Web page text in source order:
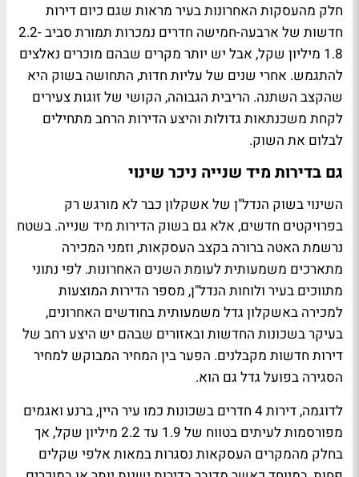
חלק מהעסקות האחרונות בעיר מראות שגם כיום דירות
חדשות של ארבעה-חמישה חדרים נמכרות תמורת סביב 2.2-
1.8 מיליון שקל, אבל יש יותר מקרים שבהם מוכרים נאלצים
להתגמש. אחרי שנים של עליות חדות, התחושה בשוק היא
שהקצב השתנה. הריבית הגבוהה, הקושי של זוגות צעירים
לקחת משכנתאות גדולות והיצע הדירות הרחב מתחילים
לבלום את השוק.
גם בדירות מיד שנייה ניכר שינוי
השינוי בשוק הנדל"ן של אשקלון כבר לא מורגש רק
בפרויקטים חדשים, אלא גם בשוק הדירות מיד שנייה. בשטח
נרשמת האטה ברורה בקצב העסקאות, וזמני המכירה
מתארכים משמעותית לעומת השנים האחרונות. לפי נתוני
מתווכים בעיר ולוחות הנדל"ן, מספר הדירות המוצעות
למכירה באשקלון גדל משמעותית בחודשים האחרונים,
בעיקר בשכונות החדשות ובאזורים שבהם יש היצע רחב של
דירות חדשות מקבלנים. הפער בין המחיר המבוקש למחיר
הסגירה בפועל גדל גם הוא.
לדוגמה, דירות 4 חדרים בשכונות כמו עיר היין, ברנע ואגמים
מפורסמות לעיתים בטווח של 1.9 עד 2.2 מיליון שקל, אך
בחלק מהמקרים העסקאות נסגרות במאות אלפי שקלים